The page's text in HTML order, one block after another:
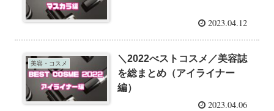
2023.04.12
美容・コスメ
＼2022べストコスメ／美容誌
を総まとめ（アイライナー
編）
2023.04.06